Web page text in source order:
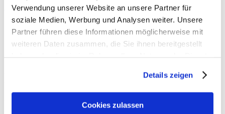
Verwendung unserer Website an unsere Partner für
soziale Medien, Werbung und Analysen weiter. Unsere
Partner führen diese Informationen möglicherweise mit
weiteren Daten zusammen, die Sie ihnen bereitgestellt
Details zeigen
Cookies zulassen
Herunterladen (PDF, 350 KB)
Ausgabe 7/2019
Um dieses Magazin anzeigen zu können, müsst ihr zuerst die
Informationen findet ihr in unsererDatenschutzerklärung. Alternativ
könnt ihr das Magazin auch imneuen Fenster öffnen